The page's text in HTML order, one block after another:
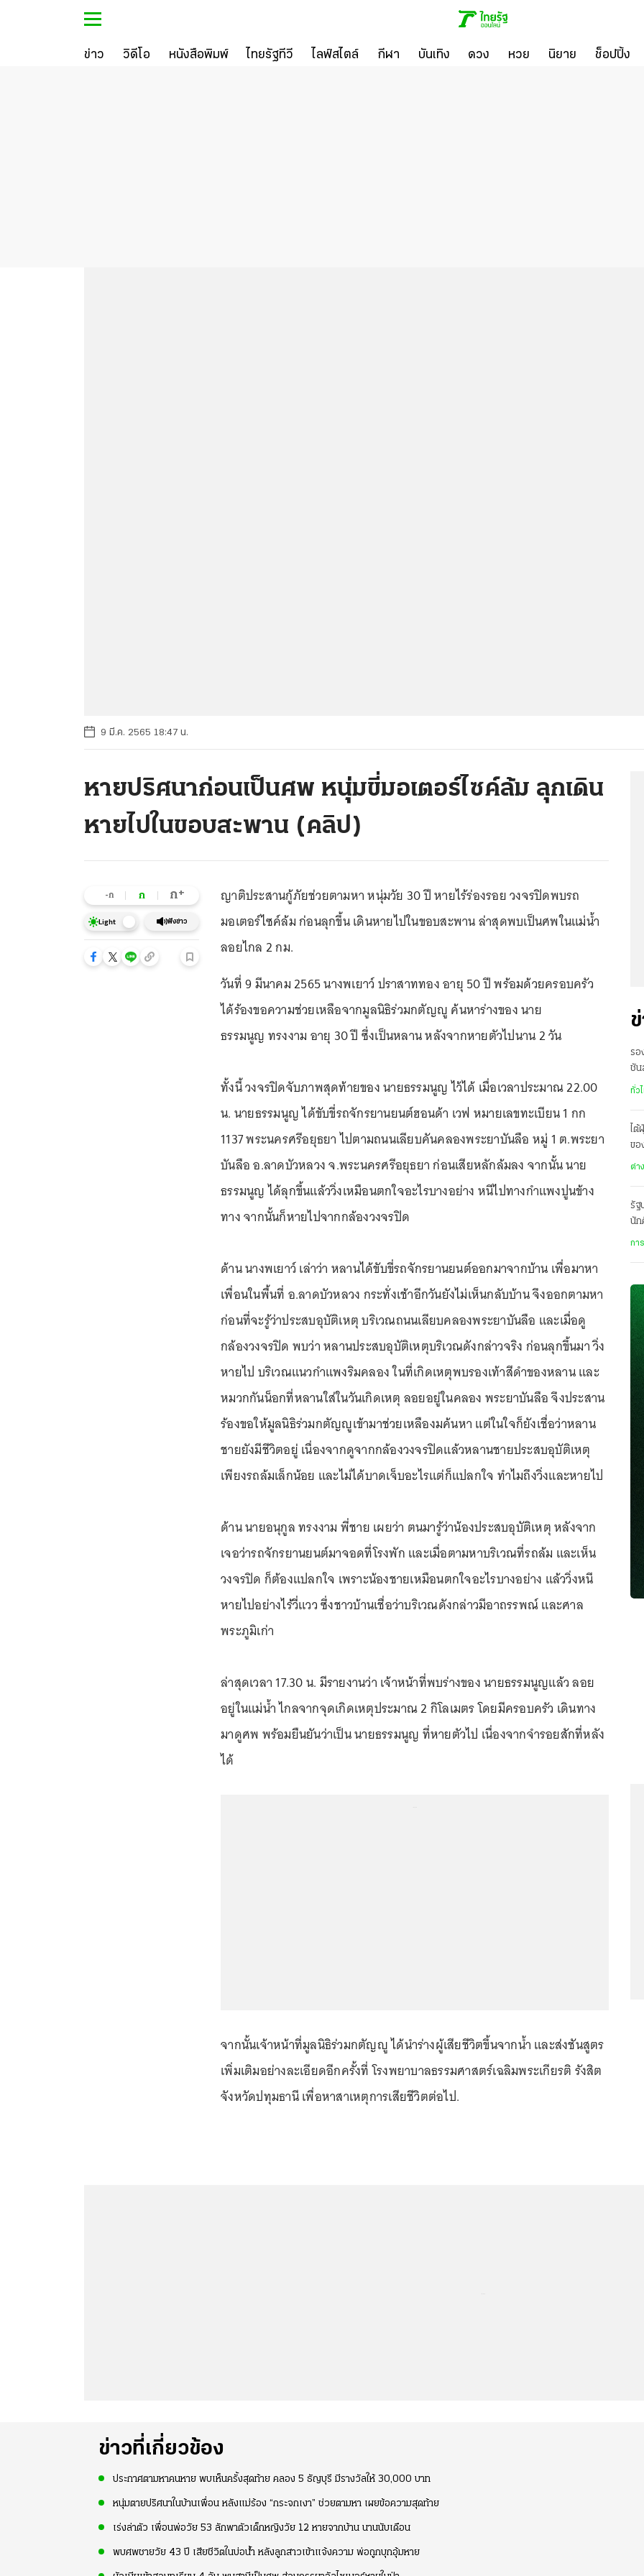
ข่าว วิดีโอ หนังสือพิมพ์ ไทยรัฐทีวี ไลฟ์สไตล์ กีฬา บันเทิง ดวง หวย นิยาย ช็อปปิ้ง
9 มี.ค. 2565 18:47 น.
หายปริศนาก่อนเป็นศพ หนุ่มขี่มอเตอร์ไซค์ล้ม ลุกเดิน
หายไปในขอบสะพาน (คลิป)
-ก ก ก+
Light ฟังข่าว
ญาติประสานกู้ภัยช่วยตามหา หนุ่มวัย 30 ปี หายไร้ร่องรอย วงจรปิดพบรถ
มอเตอร์ไซค์ล้ม ก่อนลุกขึ้น เดินหายไปในขอบสะพาน ล่าสุดพบเป็นศพในแม่น้ำ
ลอยไกล 2 กม.
วันที่ 9 มีนาคม 2565 นางพเยาว์ ปราสาททอง อายุ 50 ปี พร้อมด้วยครอบครัว
ได้ร้องขอความช่วยเหลือจากมูลนิธิร่วมกตัญญู ค้นหาร่างของ นาย
ธรรมนูญ ทรงงาม อายุ 30 ปี ซึ่งเป็นหลาน หลังจากหายตัวไปนาน 2 วัน
ทั้งนี้ วงจรปิดจับภาพสุดท้ายของ นายธรรมนูญ ไว้ได้ เมื่อเวลาประมาณ 22.00
น. นายธรรมนูญ ได้ขับขี่รถจักรยานยนต์ฮอนด้า เวฟ หมายเลขทะเบียน 1 กก
1137 พระนครศรีอยุธยา ไปตามถนนเลียบคันคลองพระยาบันลือ หมู่ 1 ต.พระยา
บันลือ อ.ลาดบัวหลวง จ.พระนครศรีอยุธยา ก่อนเสียหลักล้มลง จากนั้น นาย
ธรรมนูญ ได้ลุกขึ้นแล้ววิ่งเหมือนตกใจอะไรบางอย่าง หนีไปทางกำแพงปูนข้าง
ทาง จากนั้นก็หายไปจากกล้องวงจรปิด
ด้าน นางพเยาว์ เล่าว่า หลานได้ขับขี่รถจักรยานยนต์ออกมาจากบ้าน เพื่อมาหา
เพื่อนในพื้นที่ อ.ลาดบัวหลวง กระทั่งเช้าอีกวันยังไม่เห็นกลับบ้าน จึงออกตามหา
ก่อนที่จะรู้ว่าประสบอุบัติเหตุ บริเวณถนนเลียบคลองพระยาบันลือ และเมื่อดู
กล้องวงจรปิด พบว่า หลานประสบอุบัติเหตุบริเวณดังกล่าวจริง ก่อนลุกขึ้นมา วิ่ง
หายไป บริเวณแนวกำแพงริมคลอง ในที่เกิดเหตุพบรองเท้าสีดำของหลาน และ
หมวกกันน็อกที่หลานใส่ในวันเกิดเหตุ ลอยอยู่ในคลอง พระยาบันลือ จึงประสาน
ร้องขอให้มูลนิธิร่วมกตัญญูเข้ามาช่วยเหลืองมค้นหา แต่ในใจก็ยังเชื่อว่าหลาน
ชายยังมีชีวิตอยู่ เนื่องจากดูจากกล้องวงจรปิดแล้วหลานชายประสบอุบัติเหตุ
เพียงรถล้มเล็กน้อย และไม่ได้บาดเจ็บอะไรแต่ก็แปลกใจ ทำไมถึงวิ่งและหายไป
ด้าน นายอนุกูล ทรงงาม พี่ชาย เผยว่า ตนมารู้ว่าน้องประสบอุบัติเหตุ หลังจาก
เจอว่ารถจักรยานยนต์มาจอดที่โรงพัก และเมื่อตามหาบริเวณที่รถล้ม และเห็น
วงจรปิด ก็ต้องแปลกใจ เพราะน้องชายเหมือนตกใจอะไรบางอย่าง แล้ววิ่งหนี
หายไปอย่างไร้วี่แวว ซึ่งชาวบ้านเชื่อว่าบริเวณดังกล่าวมีอาถรรพณ์ และศาล
พระภูมิเก่า
ล่าสุดเวลา 17.30 น. มีรายงานว่า เจ้าหน้าที่พบร่างของ นายธรรมนูญแล้ว ลอย
อยู่ในแม่น้ำ ไกลจากจุดเกิดเหตุประมาณ 2 กิโลเมตร โดยมีครอบครัว เดินทาง
มาดูศพ พร้อมยืนยันว่าเป็น นายธรรมนูญ ที่หายตัวไป เนื่องจากจำรอยสักที่หลัง
ได้
จากนั้นเจ้าหน้าที่มูลนิธิร่วมกตัญญู ได้นำร่างผู้เสียชีวิตขึ้นจากน้ำ และส่งชันสูตร
เพิ่มเติมอย่างละเอียดอีกครั้งที่ โรงพยาบาลธรรมศาสตร์เฉลิมพระเกียรติ รังสิต
จังหวัดปทุมธานี เพื่อหาสาเหตุการเสียชีวิตต่อไป.
รอ
ชัน
เ
ทั่ว
ไต้
ขอ
เ
ต่า
รัฐ
นัก
กา
ข่าวที่เกี่ยวข้อง
ประกาศตามหาคนหาย พบเห็นครั้งสุดท้าย คลอง 5 ธัญบุรี มีรางวัลให้ 30,000 บาท
หนุ่มตายปริศนาในบ้านเพื่อน หลังแม่ร้อง “กระจกเงา” ช่วยตามหา เผยข้อความสุดท้าย
เร่งล่าตัว เพื่อนพ่อวัย 53 ลักพาตัวเด็กหญิงวัย 12 หายจากบ้าน นานนับเดือน
พบศพชายวัย 43 ปี เสียชีวิตในบ่อน้ำ หลังลูกสาวเข้าแจ้งความ พ่อถูกบุกอุ้มหาย